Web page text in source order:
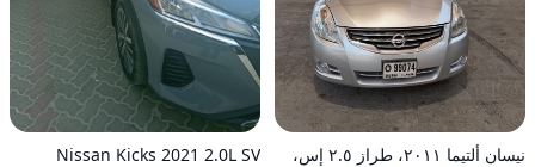
نيسان ألتيما ٢٠١١، طراز ٢.٥ إس،
Nissan Kicks 2021 2.0L SV